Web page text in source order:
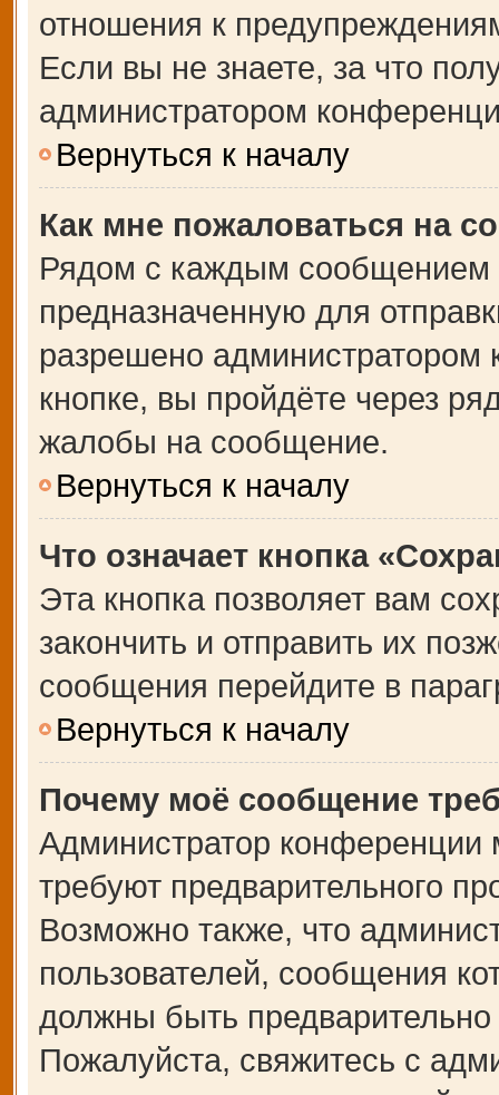
отношения к
Если вы не знаете, за что
администратором
Вернуться к началу
Как мне пожаловаться на
Рядом с каждым сообщением
предназначенную для
разрешено
кнопке, вы пройдёте через
жалобы на сообщение.
Вернуться к началу
Что означает кнопка
Эта кнопка позволяет вам
закончить и отправить их
сообщения перейдите в
Вернуться к началу
Почему моё сообщение
Администратор
требуют предварительного
Возможно также, что
пользователей, сообщения
должны быть
Пожалуйста, свяжитесь с